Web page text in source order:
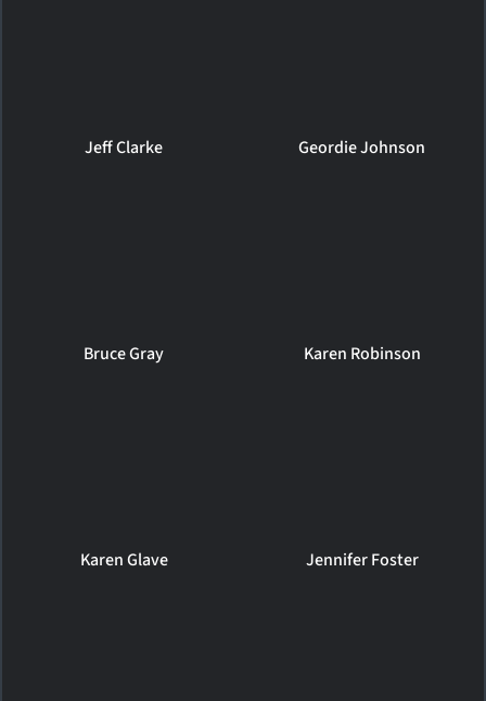
Jeff Clarke Geordie Johnson
Bruce Gray Karen Robinson
Karen Glave Jennifer Foster